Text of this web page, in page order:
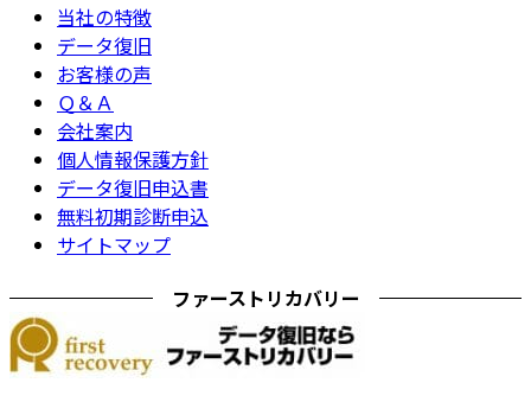
当社の特徴
データ復旧
お客様の声
Ｑ＆Ａ
会社案内
個人情報保護方針
データ復旧申込書
無料初期診断申込
サイトマップ
ファーストリカバリー